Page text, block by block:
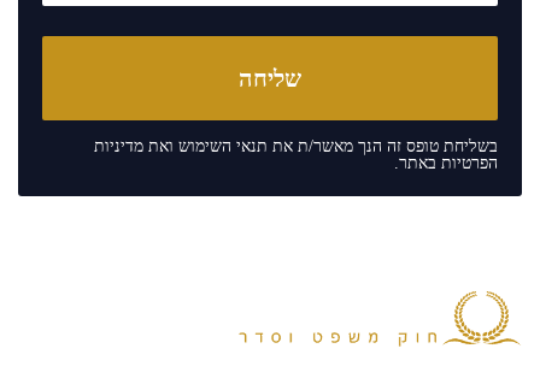
בשליחת טופס זה הנך מאשר/ת את תנאי השימוש ואת מדיניות
הפרטיות באתר.